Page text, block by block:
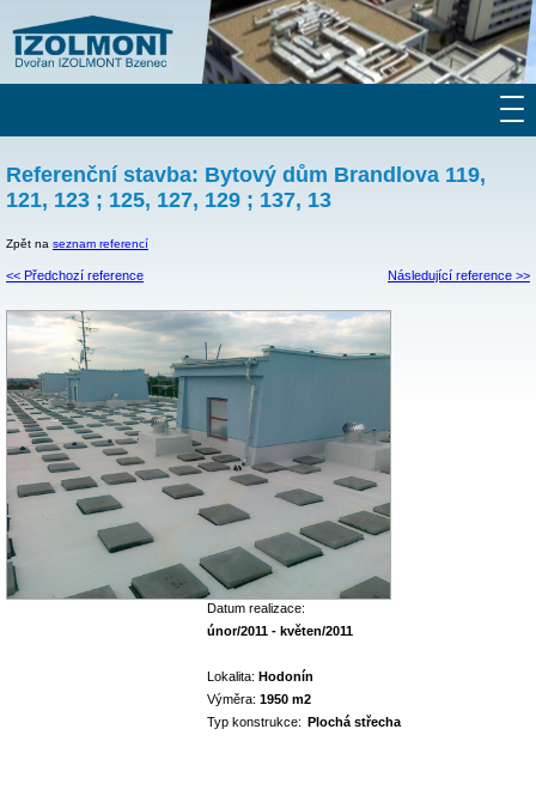
Referenční stavba: Bytový dům Brandlova 119,
121, 123 ; 125, 127, 129 ; 137, 13
Zpět na seznam referencí
<< Předchozí reference Následující reference >>
Datum realizace:
únor/2011 - květen/2011
Lokalita: Hodonín
Výměra: 1950 m2
Typ konstrukce: Plochá střecha